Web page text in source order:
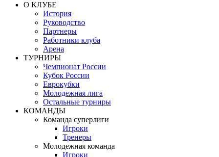
О КЛУБЕ
История
Руководство
Партнеры
Работники клуба
Арена
ТУРНИРЫ
Чемпионат России
Кубок России
Еврокубки
Молодежная лига
Остальные турниры
КОМАНДЫ
Команда суперлиги
Игроки
Тренеры
Молодежная команда
Игроки